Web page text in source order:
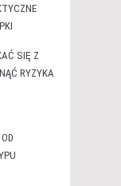
SIĘ Z
RYZYKA